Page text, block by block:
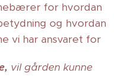
for hvordan
og hvordan
vi har ansvaret for
vil gården kunne